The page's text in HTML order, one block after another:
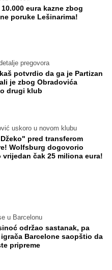
eura kazne zbog
poruke Lešinarima!
pregovora
potvrdio da ga je Partizan
je zbog Obradovića
drugi klub
uskoro u novom klubu
pred transferom
Wolfsburg dogovorio
vrijedan čak 25 miliona eura!
u Barcelonu
održao sastanak, pa
Barcelone saopštio da
pripreme